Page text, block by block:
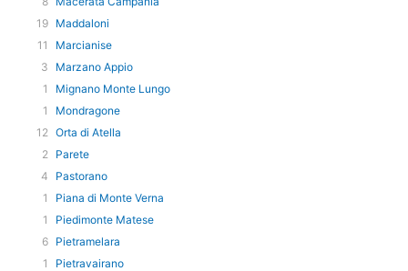
19 Maddaloni
11
Marcianise
3
Marzano Appio
1
Mignano Monte Lungo
1
Mondragone
12 Orta di Atella
2 Parete
4
Pastorano
1
Piana di Monte Verna
1
Piedimonte Matese
6 Pietramelara
1
Pietravairano